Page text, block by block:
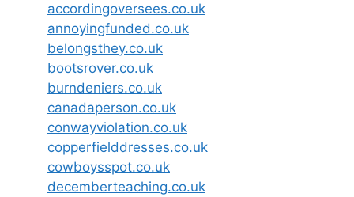
accordingoversees.co.uk
annoyingfunded.co.uk
belongsthey.co.uk
bootsrover.co.uk
burndeniers.co.uk
canadaperson.co.uk
conwayviolation.co.uk
copperfielddresses.co.uk
cowboysspot.co.uk
decemberteaching.co.uk